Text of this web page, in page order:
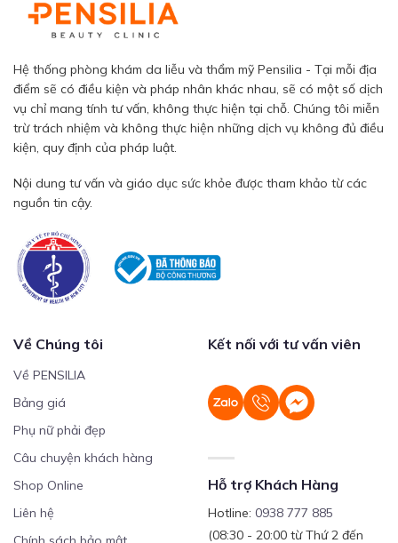
Hệ thống phòng khám da liễu và thẩm mỹ Pensilia - Tại mỗi địa
điểm sẽ có điều kiện và pháp nhân khác nhau, sẽ có một số dịch
vụ chỉ mang tính tư vấn, không thực hiện tại chỗ. Chúng tôi miễn
trừ trách nhiệm và không thực hiện những dịch vụ không đủ điều
kiện, quy định của pháp luật.
Nội dung tư vấn và giáo dục sức khỏe được tham khảo từ các
nguồn tin cậy.
Về Chúng tôi
Về PENSILIA
Bảng giá
Phụ nữ phải đẹp
Câu chuyện khách hàng
Shop Online
Liên hệ
Kết nối với tư vấn viên
Hỗ trợ Khách Hàng
Hotline: 0938 777 885
(08:30 - 20:00 từ Thứ 2 đến